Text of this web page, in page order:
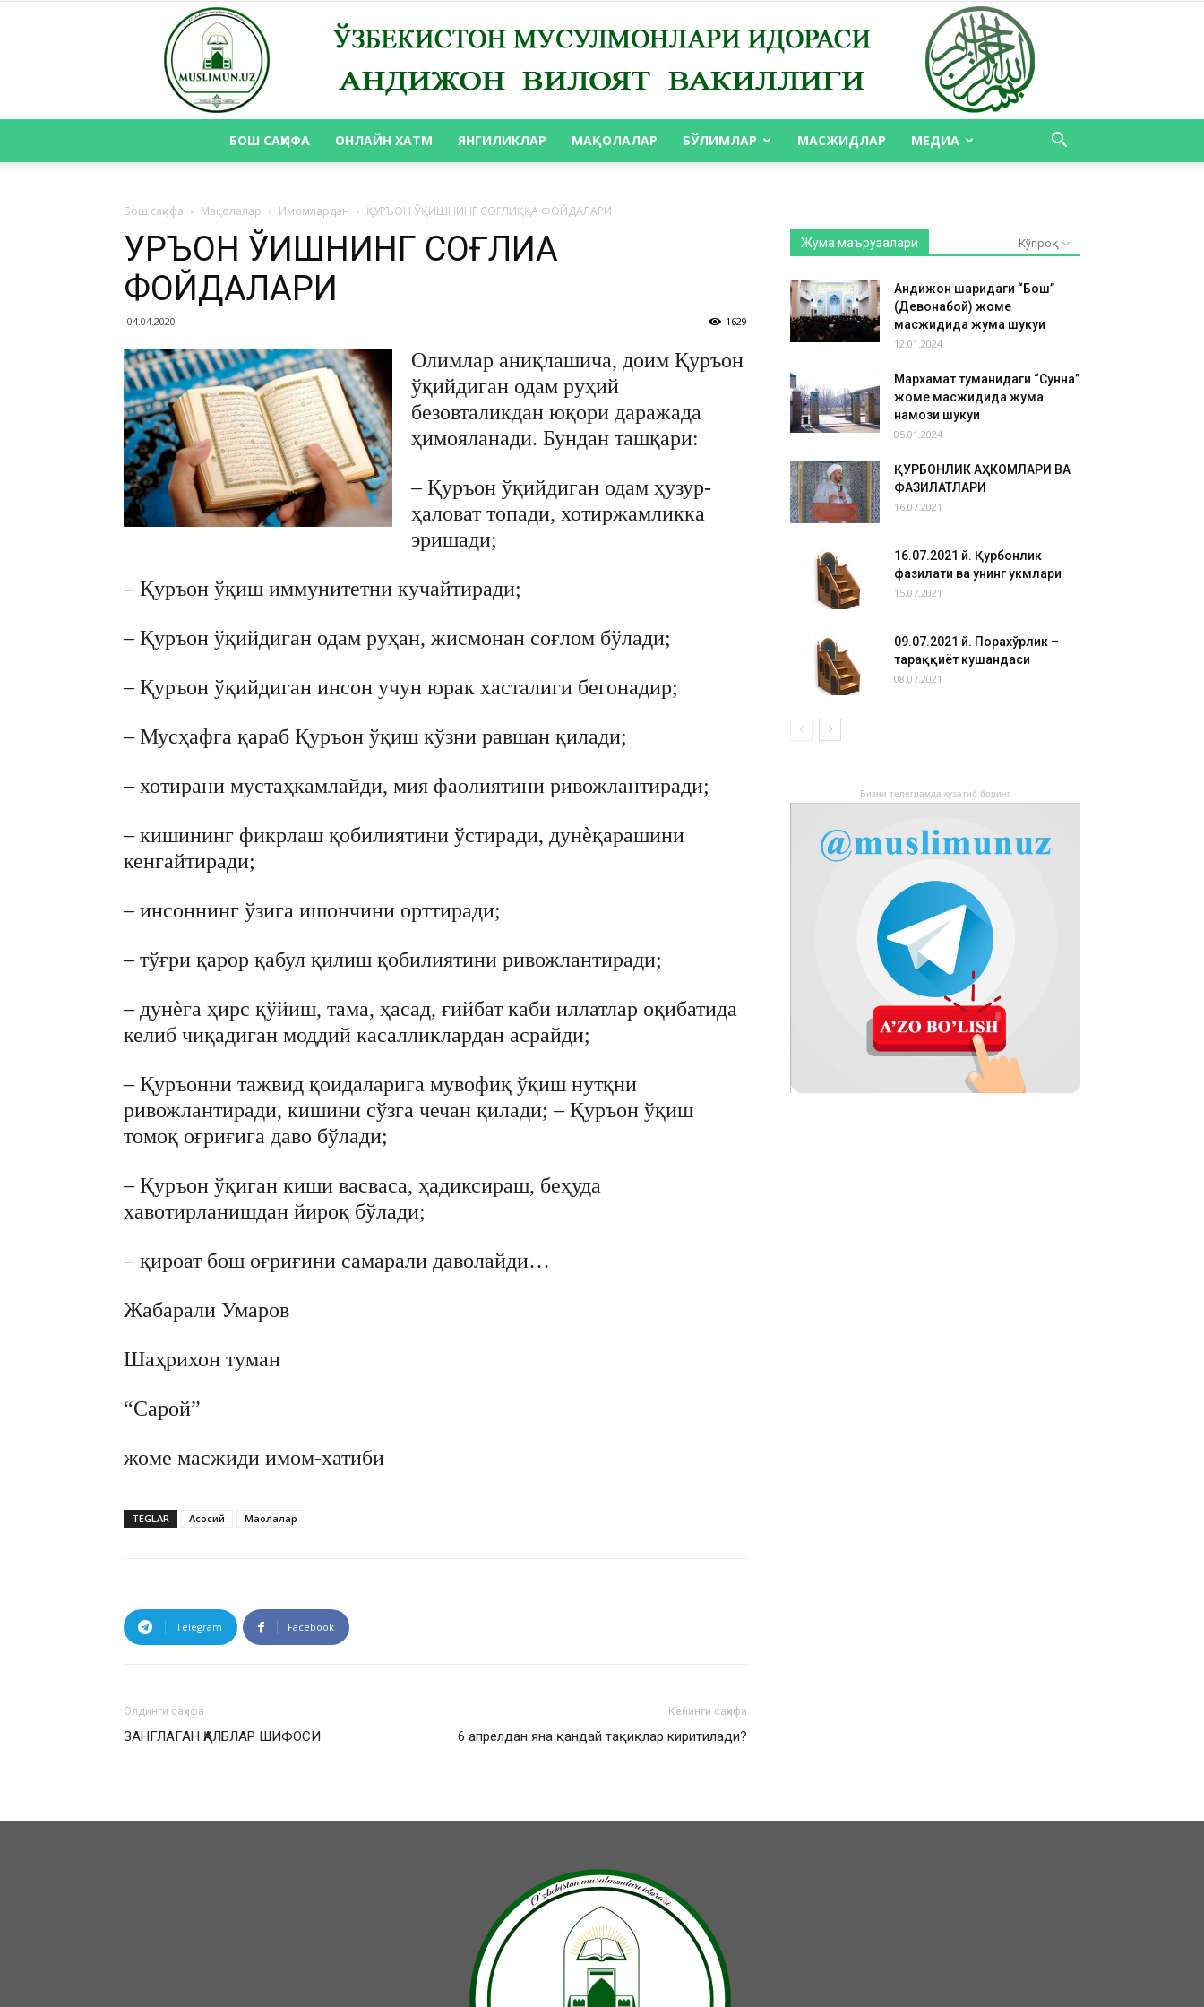
ВАКИЛЛИГИ
БОШ САҲИФА ОНЛАЙН ХАТМ ЯНГИЛИКЛАР МАҚОЛАЛАР БЎЛИМЛАР МАСЖИДЛАР МЕДИА
Бош саҳифа Мақолалар Имомлардан ҚУРЪОН ЎҚИШНИНГ СОҒЛИҚҚА ФОЙДАЛАРИ
ҚУРЪОН ЎҚИШНИНГ СОҒЛИҚҚА
ФОЙДАЛАРИ
04.04.2020 1629
Олимлар аниқлашича, доим Қуръон
ўқийдиган одам руҳий
безовталикдан юқори даражада
ҳимояланади. Бундан ташқари:
– Қуръон ўқийдиган одам ҳузур-
ҳаловат топади, хотиржамликка
эришади;
– Қуръон ўқиш иммунитетни кучайтиради;
– Қуръон ўқийдиган одам руҳан, жисмонан соғлом бўлади;
– Қуръон ўқийдиган инсон учун юрак хасталиги бегонадир;
– Мусҳафга қараб Қуръон ўқиш кўзни равшан қилади;
– хотирани мустаҳкамлайди, мия фаолиятини ривожлантиради;
– кишининг фикрлаш қобилиятини ўстиради, дунѐқарашини
кенгайтиради;
– инсоннинг ўзига ишончини орттиради;
– тўғри қарор қабул қилиш қобилиятини ривожлантиради;
– дунѐга ҳирс қўйиш, тама, ҳасад, ғийбат каби иллатлар оқибатида
келиб чиқадиган моддий касалликлардан асрайди;
– Қуръонни тажвид қоидаларига мувофиқ ўқиш нутқни
ривожлантиради, кишини сўзга чечан қилади; – Қуръон ўқиш
томоқ оғриғига даво бўлади;
– Қуръон ўқиган киши васваса, ҳадиксираш, беҳуда
хавотирланишдан йироқ бўлади;
– қироат бош оғриғини самарали даволайди…
Жабарали Умаров
Шаҳрихон туман
“Сарой”
жоме масжиди имом-хатиби
TEGLAR Асосий Мақолалар
Telegram Facebook
Олдинги саҳифа
ЗАНГЛАГАН ҚАЛБЛАР ШИФОСИ
Кейинги саҳифа
6 апрелдан яна қандай тақиқлар киритилади?
Жума маърузалари Кўпроқ
Андижон шаҳридаги “Бош”
(Девонабой) жоме
масжидида жума шукуҳи
12.01.2024
Мархамат туманидаги “Сунна”
жоме масжидида жума
намози шукуҳи
05.01.2024
ҚУРБОНЛИК АҲКОМЛАРИ ВА
ФАЗИЛАТЛАРИ
16.07.2021
16.07.2021 й. Қурбонлик
фазилати ва унинг ҳукмлари
15.07.2021
09.07.2021 й. Порахўрлик –
тараққиёт кушандаси
08.07.2021
Бизни телеграмда кузатиб боринг